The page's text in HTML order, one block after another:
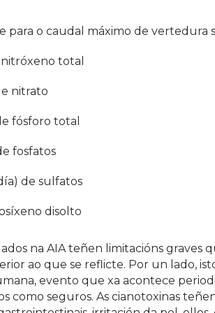
para o caudal máximo de vertedura
total
nitrato
fósforo total
fosfatos
de sulfatos
disolto
na AIA teñen limitacións graves
ao que se reflicte. Por un lado,
evento que xa acontece
como seguros. As cianotoxinas